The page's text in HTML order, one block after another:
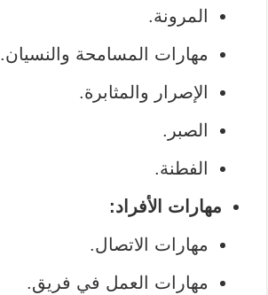
المرونة.
مهارات المسامحة والنسيان.
الإصرار والمثابرة.
الصبر.
الفطنة.
مهارات الأفراد:
مهارات الاتصال.
مهارات العمل في فريق.